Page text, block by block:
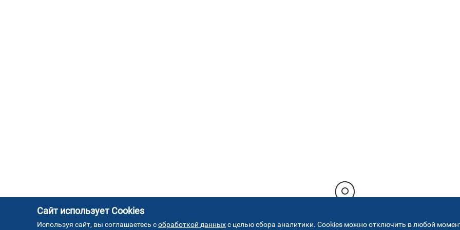
Сайт использует Cookies
Используя сайт, вы соглашаетесь собработкой данныхс целью сбора аналитики. Cookies можно отключить в любой